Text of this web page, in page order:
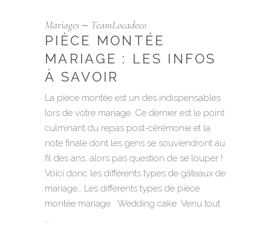
Mariages TeamLocadeco
PIÈCE MONTÉE
MARIAGE : LES INFOS
À SAVOIR
La pièce montée est un des indispensables
lors de votre mariage. Ce dernier est le point
culminant du repas post-cérémonie et la
note finale dont les gens se souviendront au
fil des ans, alors pas question de se louper !
Voici donc les différents types de gâteaux de
mariage… Les différents types de pièce
montée mariage Wedding cake Venu tout